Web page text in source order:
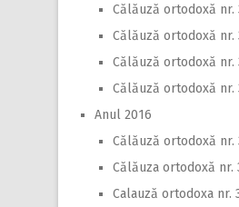
Călăuză ortodoxă nr.
Călăuză ortodoxă nr.
Călăuză ortodoxă nr.
Călăuză ortodoxă nr.
Anul 2016
Călăuză ortodoxă nr.
Călăuza ortodoxă nr.
Calauză ortodoxa nr.